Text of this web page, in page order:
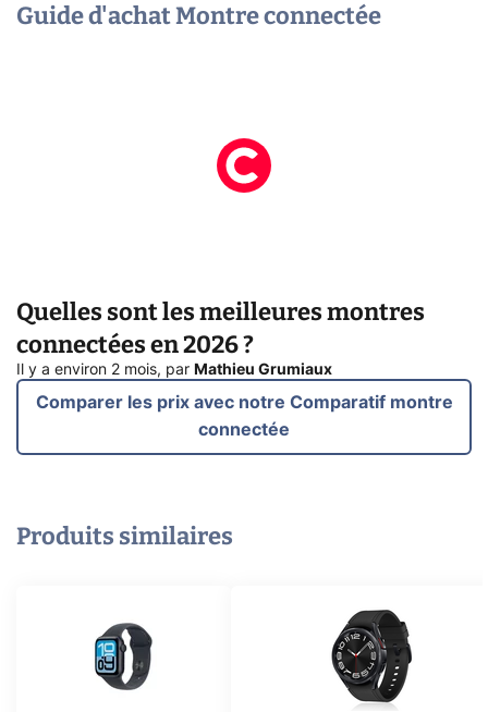
Guide d'achat Montre connectée
Quelles sont les meilleures montres
connectées en 2026 ?
Il y a environ 2 mois, par Mathieu Grumiaux
Comparer les prix avec notre Comparatif montre
connectée
Produits similaires